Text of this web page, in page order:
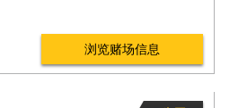
浏览赌场信息